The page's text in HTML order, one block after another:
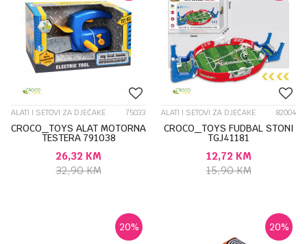
ALATI I SETOVI ZA DJEČAKE 75033
CROCO_TOYS ALAT MOTORNA
TESTERA 791038
26,32 KM
32,90KM
ALATI I SETOVI ZA DJEČAKE 82004
CROCO_TOYS FUDBAL STONI
TGJ41181
12,72 KM
15,90KM
20% 20%